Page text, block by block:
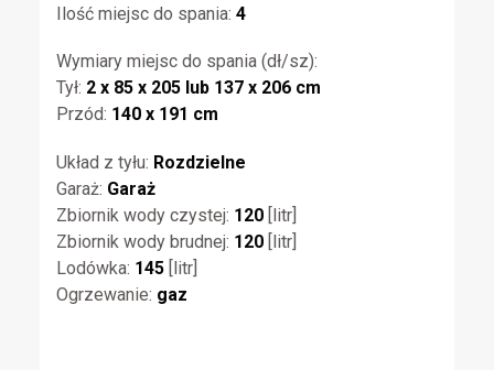
Ilość miejsc do spania: 4
Wymiary miejsc do spania (dł/sz):
Tył: 2 x 85 x 205 lub 137 x 206 cm
Przód: 140 x 191 cm
Układ z tyłu: Rozdzielne
Garaż: Garaż
Zbiornik wody czystej: 120[litr]
Zbiornik wody brudnej: 120[litr]
Lodówka: 145[litr]
Ogrzewanie: gaz